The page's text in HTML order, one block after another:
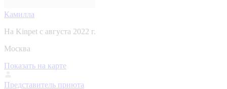
Камилла
На Kinpet c августа 2022 г.
Москва
Показать на карте
Представитель приюта